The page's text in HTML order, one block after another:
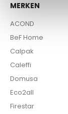
MERKEN
ACOND
BeF Home
Calpak
Caleffi
Domusa
Eco2all
Firestar